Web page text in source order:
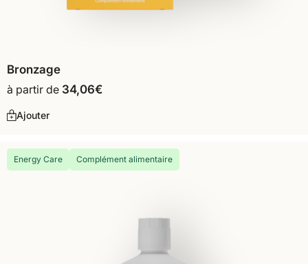
Bronzage
à partir de 34,06€
Ajouter
Energy Care Complément alimentaire